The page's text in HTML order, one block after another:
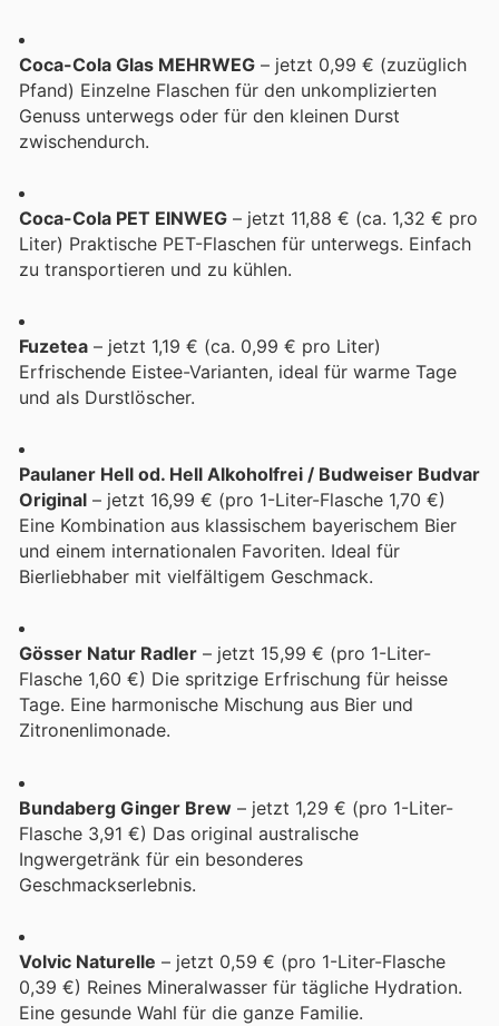
Coca-Cola Glas MEHRWEG – jetzt 0,99 € (zuzüglich
Pfand) Einzelne Flaschen für den unkomplizierten
Genuss unterwegs oder für den kleinen Durst
zwischendurch.
Coca-Cola PET EINWEG – jetzt 11,88 € (ca. 1,32 € pro
Liter) Praktische PET-Flaschen für unterwegs. Einfach
zu transportieren und zu kühlen.
Fuzetea – jetzt 1,19 € (ca. 0,99 € pro Liter)
Erfrischende Eistee-Varianten, ideal für warme Tage
und als Durstlöscher.
Paulaner Hell od. Hell Alkoholfrei / Budweiser Budvar
Original – jetzt 16,99 € (pro 1-Liter-Flasche 1,70 €)
Eine Kombination aus klassischem bayerischem Bier
und einem internationalen Favoriten. Ideal für
Bierliebhaber mit vielfältigem Geschmack.
Gösser Natur Radler – jetzt 15,99 € (pro 1-Liter-
Flasche 1,60 €) Die spritzige Erfrischung für heisse
Tage. Eine harmonische Mischung aus Bier und
Zitronenlimonade.
Bundaberg Ginger Brew – jetzt 1,29 € (pro 1-Liter-
Flasche 3,91 €) Das original australische
Ingwergetränk für ein besonderes
Geschmackserlebnis.
Volvic Naturelle – jetzt 0,59 € (pro 1-Liter-Flasche
0,39 €) Reines Mineralwasser für tägliche Hydration.
Eine gesunde Wahl für die ganze Familie.